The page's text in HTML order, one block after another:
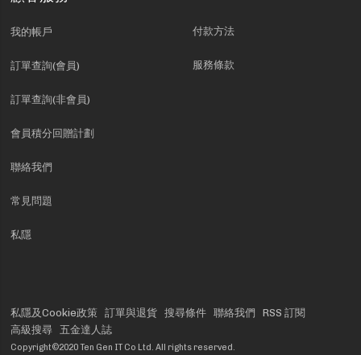
我的帳戶
訂單查詢(會員)
訂單查詢(非會員)
會員積分回贈計劃
聯絡我們
常見問題
私隱
付款方法
服務條款
私隱及Cookie政策 訂單與退貨 搜尋條件 聯絡我們
RSS 訂閱
高級搜尋
五金達人誌
Copyright©2020 Ten Gen IT Co Ltd. All rights reserved.